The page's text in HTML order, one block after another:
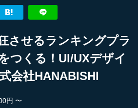
させるランキングプラ
つくる！UI/UXデザイ
会社HANABISHI
円 〜